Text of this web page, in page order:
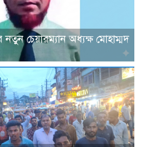
নতুন চেয়ারম্যান অধ্যক্ষ মোহাম্মদ